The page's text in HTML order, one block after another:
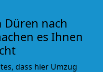
Düren nach
es Ihnen
dass hier Umzug